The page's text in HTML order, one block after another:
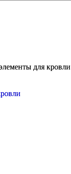
для